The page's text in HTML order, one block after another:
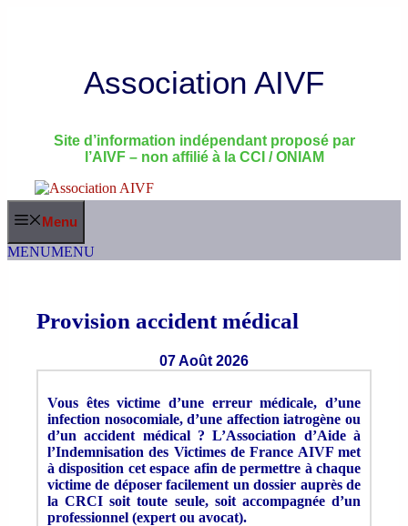
Association AIVF
Site d’information indépendant proposé par
l’AIVF – non affilié à la CCI / ONIAM
Menu
MENUMENU
Provision accident médical
07 Août 2026
Vous êtes victime d’une erreur médicale, d’une
infection nosocomiale, d’une affection iatrogène ou
d’un accident médical ? L’Association d’Aide à
l’Indemnisation des Victimes de France AIVF met
à disposition cet espace afin de permettre à chaque
victime de déposer facilement un dossier auprès de
la CRCI soit toute seule, soit accompagnée d’un
professionnel (expert ou avocat).